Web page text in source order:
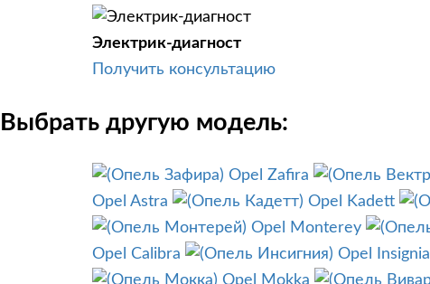
Электрик-диагност
Получить консультацию
Выбрать другую модель:
Opel Zafira
Opel Astra
Opel Kadett
Opel Monterey
Opel Calibra
Opel Insignia